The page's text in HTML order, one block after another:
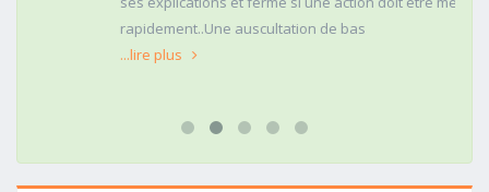
rapidement..Une auscultation de bas
...lire plus